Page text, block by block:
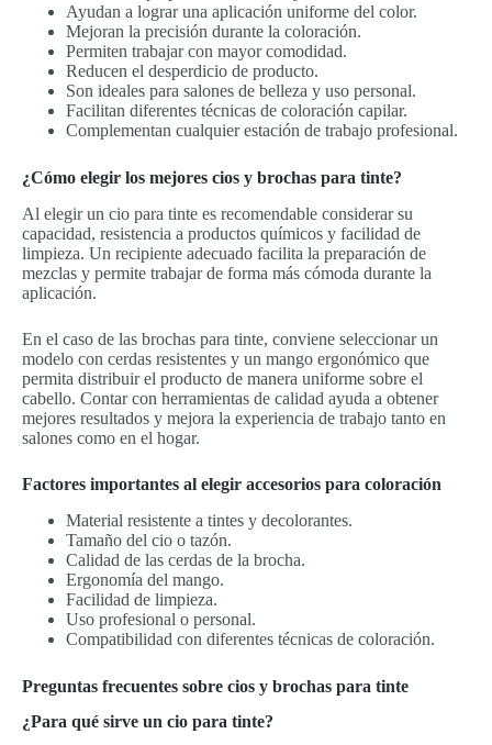
Ayudan a lograr una aplicación uniforme del color.
Mejoran la precisión durante la coloración.
Permiten trabajar con mayor comodidad.
Reducen el desperdicio de producto.
Son ideales para salones de belleza y uso personal.
Facilitan diferentes técnicas de coloración capilar.
Complementan cualquier estación de trabajo profesional.
¿Cómo elegir los mejores cios y brochas para tinte?
Al elegir un cio para tinte es recomendable considerar su
capacidad, resistencia a productos químicos y facilidad de
limpieza. Un recipiente adecuado facilita la preparación de
mezclas y permite trabajar de forma más cómoda durante la
aplicación.
En el caso de las brochas para tinte, conviene seleccionar un
modelo con cerdas resistentes y un mango ergonómico que
permita distribuir el producto de manera uniforme sobre el
cabello. Contar con herramientas de calidad ayuda a obtener
mejores resultados y mejora la experiencia de trabajo tanto en
salones como en el hogar.
Factores importantes al elegir accesorios para coloración
Material resistente a tintes y decolorantes.
Tamaño del cio o tazón.
Calidad de las cerdas de la brocha.
Ergonomía del mango.
Facilidad de limpieza.
Uso profesional o personal.
Compatibilidad con diferentes técnicas de coloración.
Preguntas frecuentes sobre cios y brochas para tinte
¿Para qué sirve un cio para tinte?